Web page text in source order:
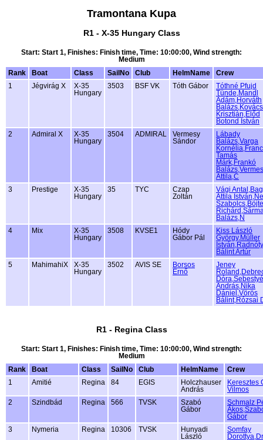
Tramontana Kupa
R1 - X-35 Hungary Class
Start: Start 1, Finishes: Finish time, Time: 10:00:00, Wind strength:
Medium
Rank
Boat Class SailNo Club HelmName
Crew
1
Jégvirág X
X-35
Hungary
3503 BSF VK Tóth Gábor
Tóthné Pfujd
Tünde,Mandl
Ádám,Horváth
Balázs,Kovács
Krisztián,Előd
Botond István
2
Admiral X
X-35
Hungary
3504 ADMIRAL
Vermesy
Sándor
Lábady
Balázs,Varga
Tamás
Márk,Frankó
Attila,C
3
Prestige
X-35
Hungary
35 TYC
Czap
Zoltán
Vági
Attila
Szabolcs,Böjte
Balázs,N
4
Mix
X-35
Hungary
3508 KVSE1
Hódy
Gábor Pál
Kiss László
György,Müller
István,Radnóty
Bálint Artúr
5
MahimahiX
X-35
Hungary
3502 AVIS SE
Borsos
Ernő
Jeney
András,Nika
Dániel,Vörös
Bálint,Rózsai
R1 - Regina Class
Start: Start 1, Finishes: Finish time, Time: 10:00:00, Wind strength:
Medium
Rank
Boat Class SailNo Club HelmName
Crew
1
Amitié Regina 84 EGIS
Holczhauser
András
Keresztes
Vilmos
2
Szindbád Regina 566 TVSK
Szabó
Gábor
Schmalz
Gábor
3
Nymeria Regina 10306 TVSK
Hunyadi
László
Somfay